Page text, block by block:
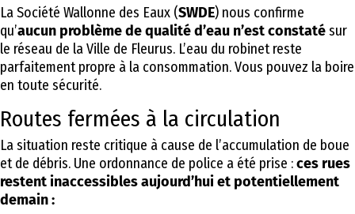
La Société Wallonne des Eaux (SWDE) nous confirme
qu’aucun problème de qualité d’eau n’est constatésur
le réseau de la Ville de Fleurus. L’eau du robinet reste
parfaitement propre à la consommation. Vous pouvez la boire
en toute sécurité.
Routes fermées à la circulation
La situation reste critique à cause de l’accumulation de boue
et de débris. Une ordonnance de police a été prise :ces rues
restent inaccessibles aujourd’hui et potentiellement
demain :